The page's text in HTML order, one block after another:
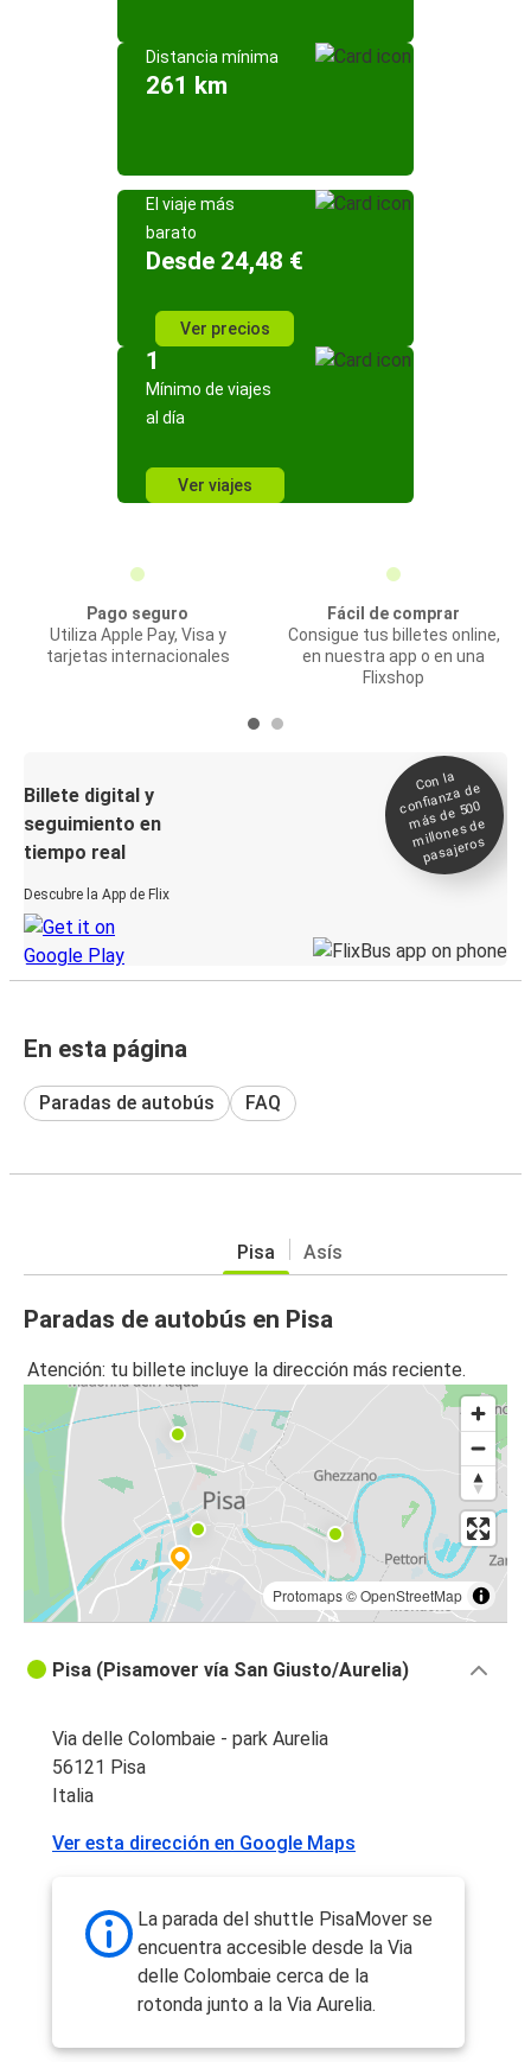
Distancia mínima
261 km
El viaje más
barato
Desde 24,48 €
Ver precios
1
Mínimo de viajes
al día
Ver viajes
Pago seguro
Utiliza Apple Pay, Visa y
tarjetas internacionales
Fácil de comprar
Consigue tus billetes online,
en nuestra app o en una
Flixshop
Billete digital y
seguimiento en
tiempo real
Descubre la App de Flix
Con la
confianza de
más de 500
millones de
pasajeros
En esta página
Paradas de autobús FAQ
Pisa Asís
Paradas de autobús en Pisa
Atención: tu billete incluye la dirección más reciente.
Protomaps©OpenStreetMap
Pisa (Pisamover vía San Giusto/Aurelia)
Via delle Colombaie - park Aurelia
56121 Pisa
Italia
Ver esta dirección en Google Maps
La parada del shuttle PisaMover se
encuentra accesible desde la Via
delle Colombaie cerca de la
rotonda junto a la Via Aurelia.